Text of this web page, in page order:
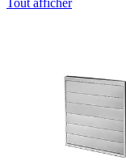
Tout afficher